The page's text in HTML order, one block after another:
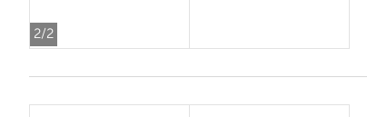
2/2